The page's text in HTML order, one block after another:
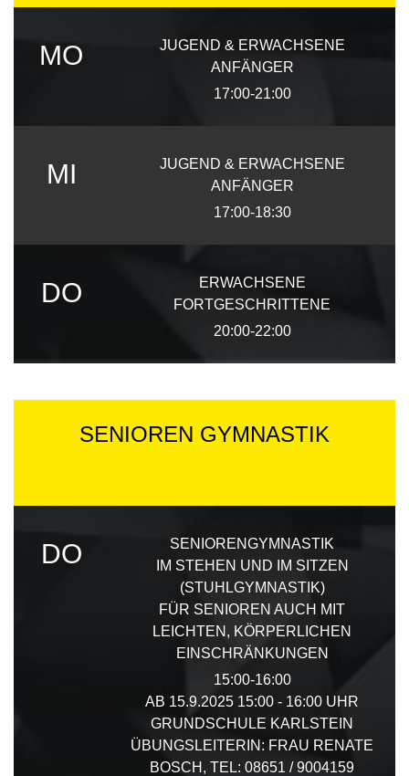
MO
JUGEND & ERWACHSENE
ANFÄNGER
17:00-21:00
MI
JUGEND & ERWACHSENE
ANFÄNGER
17:00-18:30
DO
ERWACHSENE
FORTGESCHRITTENE
20:00-22:00
SENIOREN GYMNASTIK
DO
SENIORENGYMNASTIK
IM STEHEN UND IM SITZEN
(STUHLGYMNASTIK)
FÜR SENIOREN AUCH MIT
LEICHTEN, KÖRPERLICHEN
EINSCHRÄNKUNGEN
15:00-16:00
AB 15.9.2025 15:00 - 16:00 UHR
GRUNDSCHULE KARLSTEIN
ÜBUNGSLEITERIN: FRAU RENATE
BOSCH, TEL: 08651 / 9004159